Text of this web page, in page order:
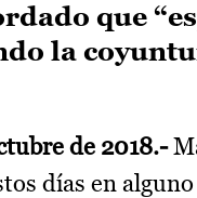
que
la
de 2018.-
días en